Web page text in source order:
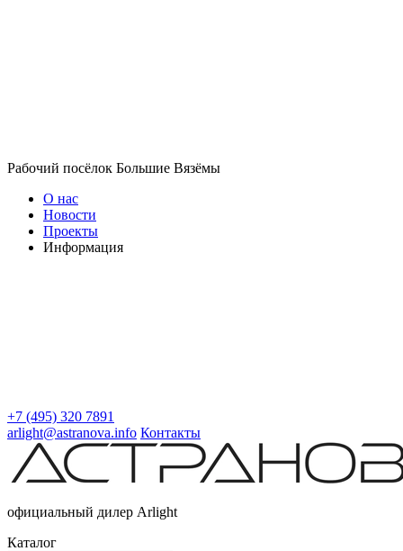
Рабочий посёлок Большие Вязёмы
О нас
Новости
Проекты
Информация
+7 (495) 320 7891
arlight@astranova.info Контакты
официальный дилер Arlight
Каталог